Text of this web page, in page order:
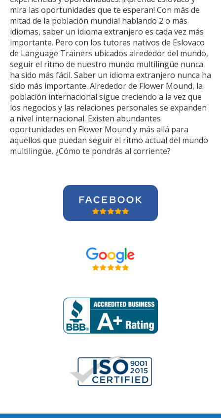
mira las oportunidades que te esperan! Con más de
mitad de la población mundial hablando 2 o más
idiomas, saber un idioma extranjero es cada vez más
importante. Pero con los tutores nativos de Eslovaco
de Language Trainers ubicados alrededor del mundo,
seguir el ritmo de nuestro mundo multilingüe nunca
ha sido más fácil. Saber un idioma extranjero nunca ha
sido más importante. Alrededor de Flower Mound, la
población internacional sigue creciendo a la vez que
los negocios y las relaciones personales se expanden
a nivel internacional. Existen abundantes
oportunidades en Flower Mound y más allá para
aquellos que puedan seguir el ritmo actual del mundo
multilingüe. ¿Cómo te pondrás al corriente?